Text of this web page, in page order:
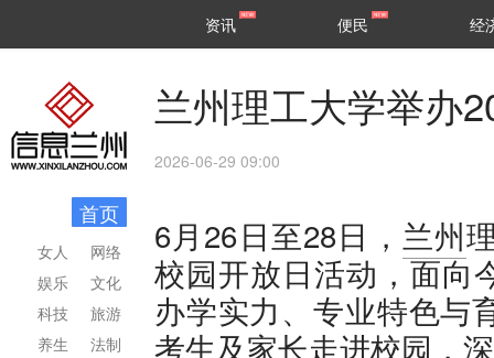
区县
资讯 便民 经
首页
网络
文化
旅游
法制
女人
娱乐
科技
养生
兰州理工大学举办
2026-06-29 09:00
6月26日至28日， 兰州
校园开放日活动，面向
办学实力、专业特色与
考生及家长走进校园，